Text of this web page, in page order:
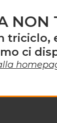
NON
triciclo,
ci